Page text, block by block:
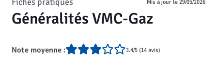
Généralités VMC-Gaz
Mis à jour le29/05/2026
Note moyenne : 3.4/5 (14 avis)